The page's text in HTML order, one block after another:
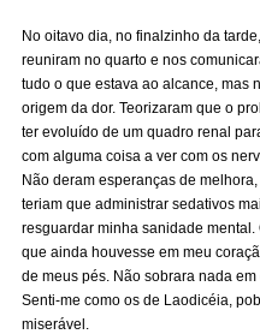
No oitavo dia, no finalzinho da
reuniram no quarto e nos
tudo o que estava ao alcance, mas
origem da dor. Teorizaram que o
ter evoluído de um quadro renal
com alguma coisa a ver com os
Não deram esperanças de
teriam que administrar sedativos
resguardar minha sanidade mental.
que ainda houvesse em meu
de meus pés. Não sobrara nada
Senti-me como os de Laodicéia,
miserável.